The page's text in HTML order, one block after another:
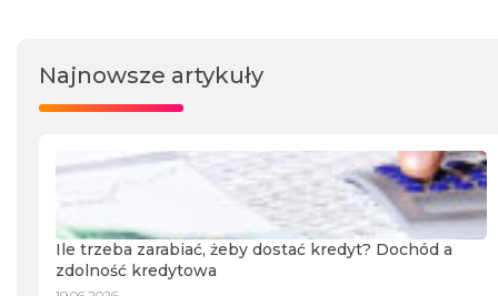
Najnowsze artykuły
Ile trzeba zarabiać, żeby dostać kredyt? Dochód a
zdolność kredytowa